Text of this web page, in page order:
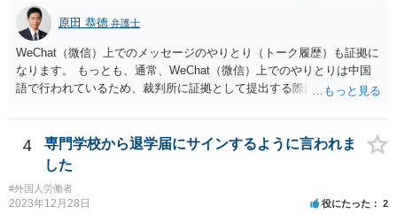
原田 恭徳 弁護士
WeChat（微信）上でのメッセージのやりとり（トーク履歴）も証拠に
なります。 もっとも、通常、WeChat（微信）上でのやりとりは中国
語で行われているため、裁判所に証拠として提出する際には日本語の
4
専門学校から退学届にサインするように言われま
した
#外国人労働者
2023年12月28日 役にたった 2